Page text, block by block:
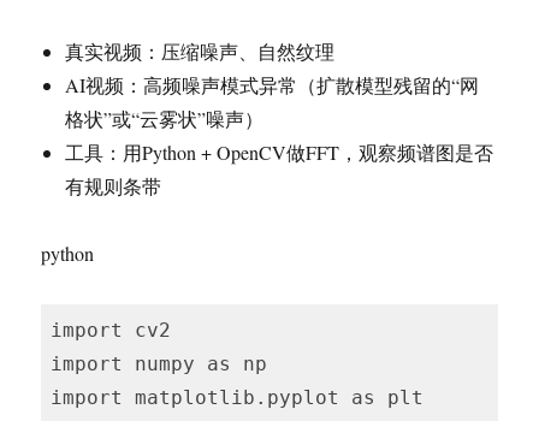
真实视频：压缩噪声、自然纹理
AI视频：高频噪声模式异常（扩散模型残留的“网
格状”或“云雾状”噪声）
工具：用Python + OpenCV做FFT，观察频谱图是否
有规则条带
python
import cv2
import numpy as np
import matplotlib.pyplot as plt